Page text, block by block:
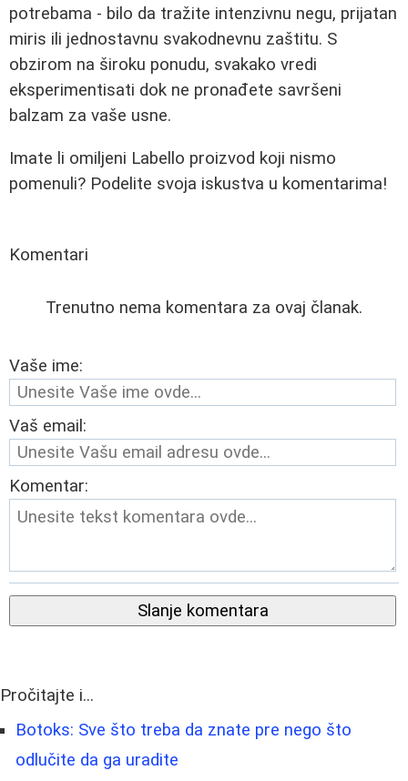
potrebama - bilo da tražite intenzivnu negu, prijatan
miris ili jednostavnu svakodnevnu zaštitu. S
obzirom na široku ponudu, svakako vredi
eksperimentisati dok ne pronađete savršeni
balzam za vaše usne.
Imate li omiljeni Labello proizvod koji nismo
pomenuli? Podelite svoja iskustva u komentarima!
Komentari
Trenutno nema komentara za ovaj članak.
Vaše ime:
Vaš email:
Komentar:
Slanje komentara
Pročitajte i...
Botoks: Sve što treba da znate pre nego što
odlučite da ga uradite